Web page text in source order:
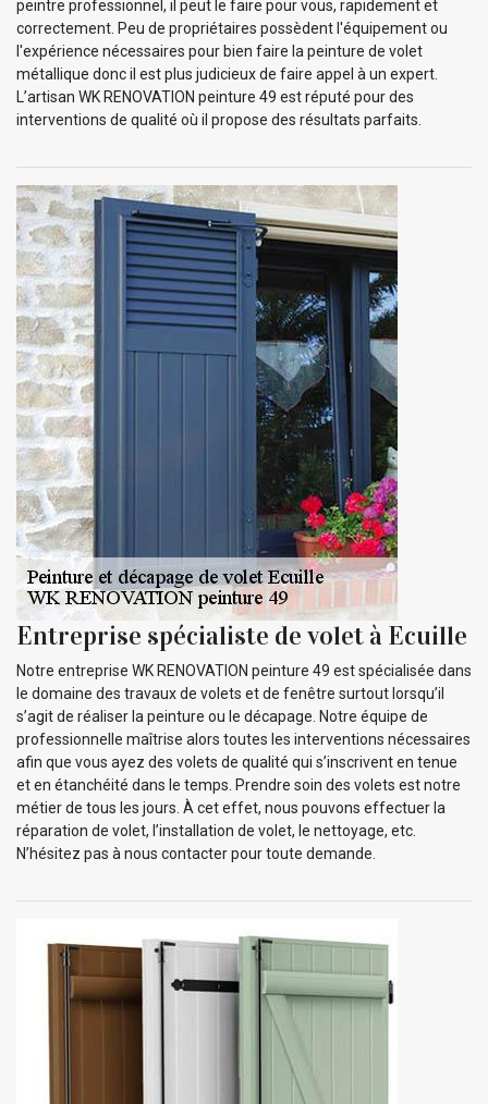
peintre professionnel, il peut le faire pour vous, rapidement et
correctement. Peu de propriétaires possèdent l'équipement ou
l'expérience nécessaires pour bien faire la peinture de volet
métallique donc il est plus judicieux de faire appel à un expert.
L’artisan WK RENOVATION peinture 49 est réputé pour des
interventions de qualité où il propose des résultats parfaits.
Entreprise spécialiste de volet à Ecuille
Notre entreprise WK RENOVATION peinture 49 est spécialisée dans
le domaine des travaux de volets et de fenêtre surtout lorsqu’il
s’agit de réaliser la peinture ou le décapage. Notre équipe de
professionnelle maîtrise alors toutes les interventions nécessaires
afin que vous ayez des volets de qualité qui s’inscrivent en tenue
et en étanchéité dans le temps. Prendre soin des volets est notre
métier de tous les jours. À cet effet, nous pouvons effectuer la
réparation de volet, l’installation de volet, le nettoyage, etc.
N’hésitez pas à nous contacter pour toute demande.